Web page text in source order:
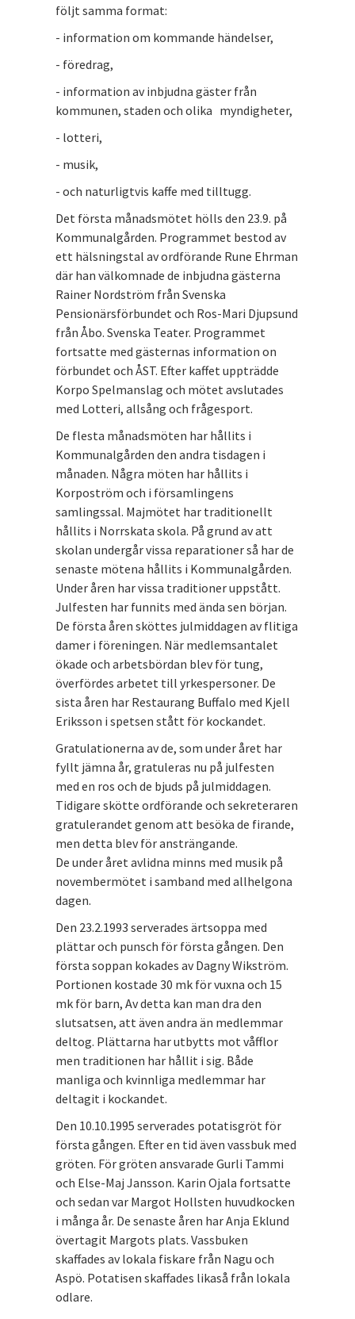
följt samma format:
- information om kommande händelser,
- föredrag,
- information av inbjudna gäster från
kommunen, staden och olika myndigheter,
- lotteri,
- musik,
- och naturligtvis kaffe med tilltugg.
Det första månadsmötet hölls den 23.9. på
Kommunalgården. Programmet bestod av
ett hälsningstal av ordförande Rune Ehrman
där han välkomnade de inbjudna gästerna
Rainer Nordström från Svenska
Pensionärsförbundet och Ros-Mari Djupsund
från Åbo. Svenska Teater. Programmet
fortsatte med gästernas information on
förbundet och ÅST. Efter kaffet uppträdde
Korpo Spelmanslag och mötet avslutades
med Lotteri, allsång och frågesport.
De flesta månadsmöten har hållits i
Kommunalgården den andra tisdagen i
månaden. Några möten har hållits i
Korpoström och i församlingens
samlingssal. Majmötet har traditionellt
hållits i Norrskata skola. På grund av att
skolan undergår vissa reparationer så har de
senaste mötena hållits i Kommunalgården.
Under åren har vissa traditioner uppstått.
Julfesten har funnits med ända sen början.
De första åren sköttes julmiddagen av flitiga
damer i föreningen. När medlemsantalet
ökade och arbetsbördan blev för tung,
överfördes arbetet till yrkespersoner. De
sista åren har Restaurang Buffalo med Kjell
Eriksson i spetsen stått för kockandet.
Gratulationerna av de, som under året har
fyllt jämna år, gratuleras nu på julfesten
med en ros och de bjuds på julmiddagen.
Tidigare skötte ordförande och sekreteraren
gratulerandet genom att besöka de firande,
men detta blev för ansträngande.
De under året avlidna minns med musik på
novembermötet i samband med allhelgona
dagen.
Den 23.2.1993 serverades ärtsoppa med
plättar och punsch för första gången. Den
första soppan kokades av Dagny Wikström.
Portionen kostade 30 mk för vuxna och 15
mk för barn, Av detta kan man dra den
slutsatsen, att även andra än medlemmar
deltog. Plättarna har utbytts mot våfflor
men traditionen har hållit i sig. Både
manliga och kvinnliga medlemmar har
deltagit i kockandet.
Den 10.10.1995 serverades potatisgröt för
första gången. Efter en tid även vassbuk med
gröten. För gröten ansvarade Gurli Tammi
och Else-Maj Jansson. Karin Ojala fortsatte
och sedan var Margot Hollsten huvudkocken
i många år. De senaste åren har Anja Eklund
övertagit Margots plats. Vassbuken
skaffades av lokala fiskare från Nagu och
Aspö. Potatisen skaffades likaså från lokala
odlare.